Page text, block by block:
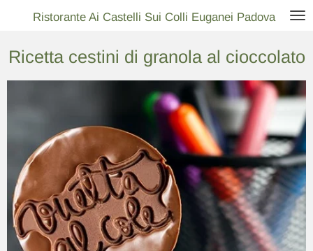
contenuto
Ristorante Ai Castelli Sui Colli Euganei Padova
Ricetta cestini di granola al cioccolato